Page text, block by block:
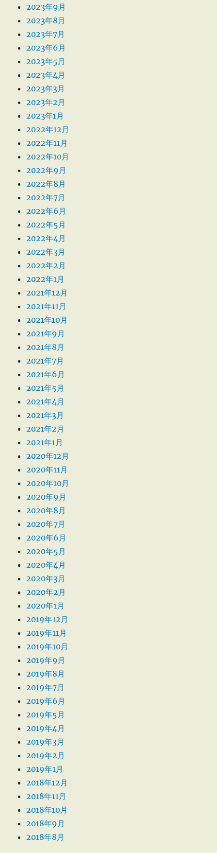
2023年9月
2023年8月
2023年7月
2023年6月
2023年5月
2023年4月
2023年3月
2023年2月
2023年1月
2022年12月
2022年11月
2022年10月
2022年9月
2022年8月
2022年7月
2022年6月
2022年5月
2022年4月
2022年3月
2022年2月
2022年1月
2021年12月
2021年11月
2021年10月
2021年9月
2021年8月
2021年7月
2021年6月
2021年5月
2021年4月
2021年3月
2021年2月
2021年1月
2020年12月
2020年11月
2020年10月
2020年9月
2020年8月
2020年7月
2020年6月
2020年5月
2020年4月
2020年3月
2020年2月
2020年1月
2019年12月
2019年11月
2019年10月
2019年9月
2019年8月
2019年7月
2019年6月
2019年5月
2019年4月
2019年3月
2019年2月
2019年1月
2018年12月
2018年11月
2018年10月
2018年9月
2018年8月